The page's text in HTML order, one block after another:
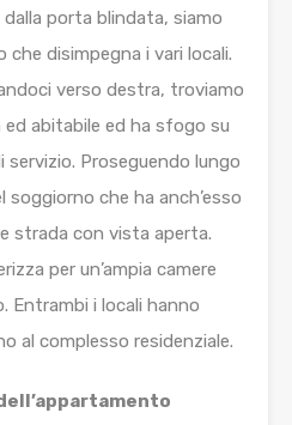
porta blindata, siamo
disimpegna i vari locali.
verso destra, troviamo
ed abitabile ed ha sfogo su
Proseguendo lungo
soggiorno che ha anch’esso
strada con vista aperta.
per un’ampia camere
Entrambi i locali hanno
al complesso residenziale.